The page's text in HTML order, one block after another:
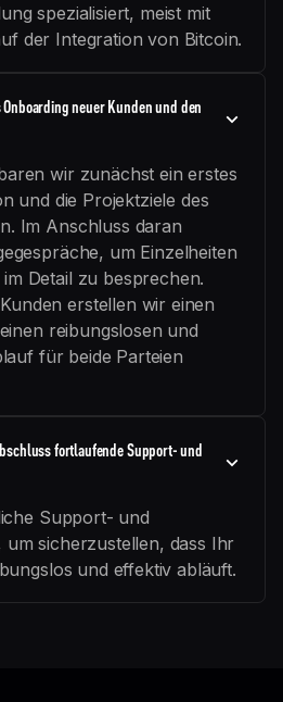
spezialisiert, meist mit
der Integration von Bitcoin.
neuer Kunden und den
wir zunächst ein erstes
und die Projektziele des
Im Anschluss daran
um Einzelheiten
Detail zu besprechen.
erstellen wir einen
reibungslosen und
für beide Parteien
fortlaufende Support- und
Support- und
um sicherzustellen, dass Ihr
und effektiv abläuft.